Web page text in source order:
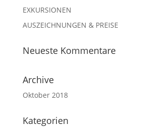
EXKURSIONEN
AUSZEICHNUNGEN & PREISE
Neueste Kommentare
Archive
Oktober 2018
Kategorien